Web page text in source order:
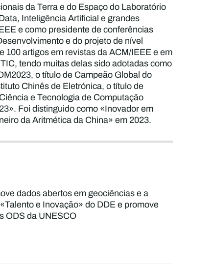
da Terra e do Espaço do Laboratório
Inteligência Artificial e grandes
e como presidente de conferências
e do projeto de nível
artigos em revistas da ACM/IEEE e em
tendo muitas delas sido adotadas como
o título de Campeão Global do
Chinês de Eletrónica, o título de
e Tecnologia de Computação
Foi distinguido como «Inovador em
da Aritmética da China» em 2023.
dados abertos em geociências e a
e Inovação» do DDE e promove
ODS da UNESCO